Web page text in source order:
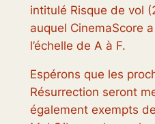
intitulé Risque de vol
auquel CinemaScore
l’échelle de A à F.
Espérons que les
Résurrection seront
également exempts